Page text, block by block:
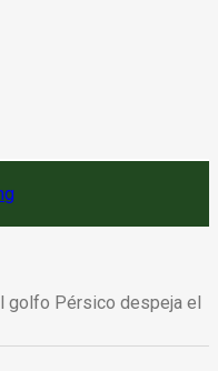
golfo Pérsico despeja el